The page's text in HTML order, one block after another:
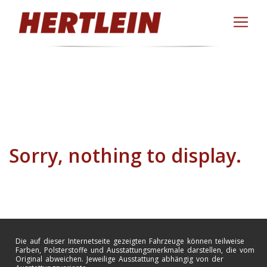
Sorry, nothing to display.
Die auf dieser Internetseite gezeigten Fahrzeuge können teilweise
Farben, Polsterstoffe und Ausstattungsmerkmale darstellen, die vom
Original abweichen. Jeweilige Ausstattung abhängig von der